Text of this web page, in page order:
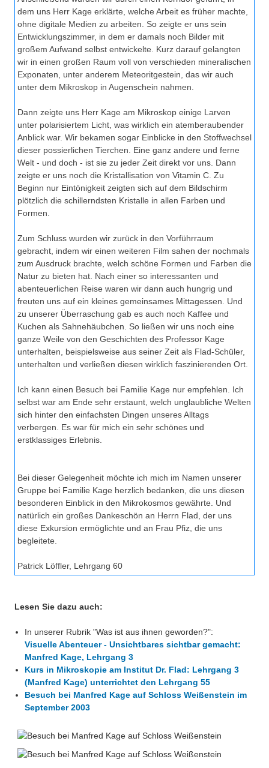
dem uns Herr Kage erklärte, welche Arbeit es früher machte,
ohne digitale Medien zu arbeiten. So zeigte er uns sein
Entwicklungszimmer, in dem er damals noch Bilder mit
großem Aufwand selbst entwickelte. Kurz darauf gelangten
wir in einen großen Raum voll von verschieden mineralischen
Exponaten, unter anderem Meteoritgestein, das wir auch
unter dem Mikroskop in Augenschein nahmen.
Dann zeigte uns Herr Kage am Mikroskop einige Larven
unter polarisiertem Licht, was wirklich ein atemberaubender
Anblick war. Wir bekamen sogar Einblicke in den Stoffwechsel
dieser possierlichen Tierchen. Eine ganz andere und ferne
Welt - und doch - ist sie zu jeder Zeit direkt vor uns. Dann
zeigte er uns noch die Kristallisation von Vitamin C. Zu
Beginn nur Eintönigkeit zeigten sich auf dem Bildschirm
plötzlich die schillerndsten Kristalle in allen Farben und
Formen.
Zum Schluss wurden wir zurück in den Vorführraum
gebracht, indem wir einen weiteren Film sahen der nochmals
zum Ausdruck brachte, welch schöne Formen und Farben die
Natur zu bieten hat. Nach einer so interessanten und
abenteuerlichen Reise waren wir dann auch hungrig und
freuten uns auf ein kleines gemeinsames Mittagessen. Und
zu unserer Überraschung gab es auch noch Kaffee und
Kuchen als Sahnehäubchen. So ließen wir uns noch eine
ganze Weile von den Geschichten des Professor Kage
unterhalten, beispielsweise aus seiner Zeit als Flad-Schüler,
unterhalten und verließen diesen wirklich faszinierenden Ort.
Ich kann einen Besuch bei Familie Kage nur empfehlen. Ich
selbst war am Ende sehr erstaunt, welch unglaubliche Welten
sich hinter den einfachsten Dingen unseres Alltags
verbergen. Es war für mich ein sehr schönes und
erstklassiges Erlebnis.
Bei dieser Gelegenheit möchte ich mich im Namen unserer
Gruppe bei Familie Kage herzlich bedanken, die uns diesen
besonderen Einblick in den Mikrokosmos gewährte. Und
natürlich ein großes Dankeschön an Herrn Flad, der uns
diese Exkursion ermöglichte und an Frau Pfiz, die uns
begleitete.
Patrick Löffler, Lehrgang 60
Lesen Sie dazu auch:
In unserer Rubrik "Was ist aus ihnen geworden?":
Visuelle Abenteuer - Unsichtbares sichtbar gemacht:
Manfred Kage, Lehrgang 3
Kurs in Mikroskopie am Institut Dr. Flad: Lehrgang 3
(Manfred Kage) unterrichtet den Lehrgang 55
Besuch bei Manfred Kage auf Schloss Weißenstein im
September 2003